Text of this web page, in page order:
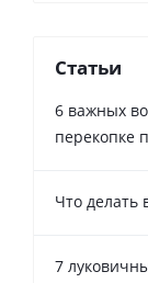
Статьи
6 важных
перекопке
Что делать
7